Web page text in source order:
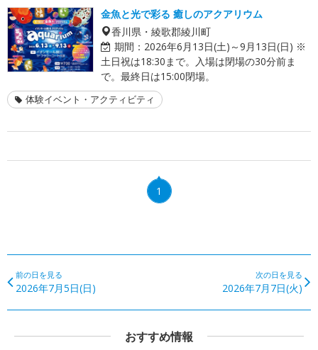
金魚と光で彩る 癒しのアクアリウム
香川県・綾歌郡綾川町
期間： 2026年6月13日(土)～9月13日(日) ※
土日祝は18:30まで。入場は閉場の30分前ま
で。最終日は15:00閉場。
体験イベント・アクティビティ
1
前の日を見る
2026年7月5日(日)
次の日を見る
2026年7月7日(火)
おすすめ情報